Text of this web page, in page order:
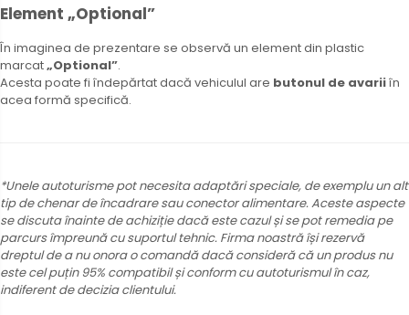
Element „Optional”
În imaginea de prezentare se observă un element din plastic
marcat„Optional”.
Acesta poate fi îndepărtat dacă vehiculul are butonul de avariiîn
acea formă specifică.
*Unele autoturisme pot necesita adaptări speciale, de exemplu un alt
tip de chenar de încadrare sau conector alimentare. Aceste aspecte
se discuta înainte de achiziție dacă este cazul și se pot remedia pe
parcurs împreună cu suportul tehnic. Firma noastră își rezervă
dreptul de a nu onora o comandă dacă consideră că un produs nu
este cel puțin 95% compatibil și conform cu autoturismul în caz,
indiferent de decizia clientului.